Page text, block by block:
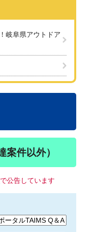
岐阜県アウトドア
案件以外）
で公告しています